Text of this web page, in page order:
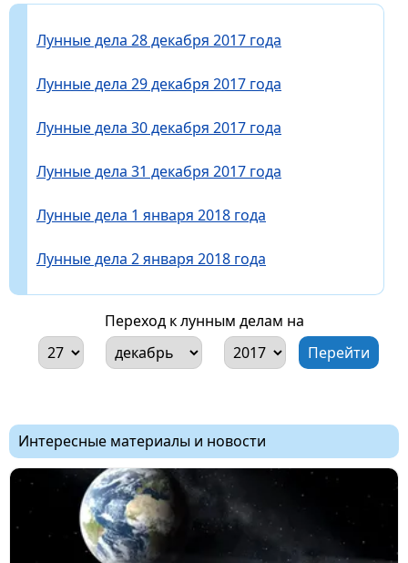
Лунные дела 28 декабря 2017 года
Лунные дела 29 декабря 2017 года
Лунные дела 30 декабря 2017 года
Лунные дела 31 декабря 2017 года
Лунные дела 1 января 2018 года
Лунные дела 2 января 2018 года
Переход к лунным делам на
Интересные материалы и новости